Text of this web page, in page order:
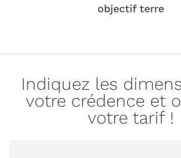
objectif terre
Indiquez les
votre crédence et
votre tarif !